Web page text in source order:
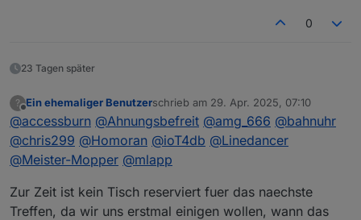
0
23 Tagen später
? Ein ehemaliger Benutzerschrieb am 29. Apr. 2025, 07:10
zuletzt editiert von
@accessburn @Ahnungsbefreit @amg_666 @bahnuhr
@chris299 @Homoran @ioT4db @Linedancer
@Meister-Mopper @mlapp
Zur Zeit ist kein Tisch reserviert fuer das naechste
Treffen, da wir uns erstmal einigen wollen, wann das